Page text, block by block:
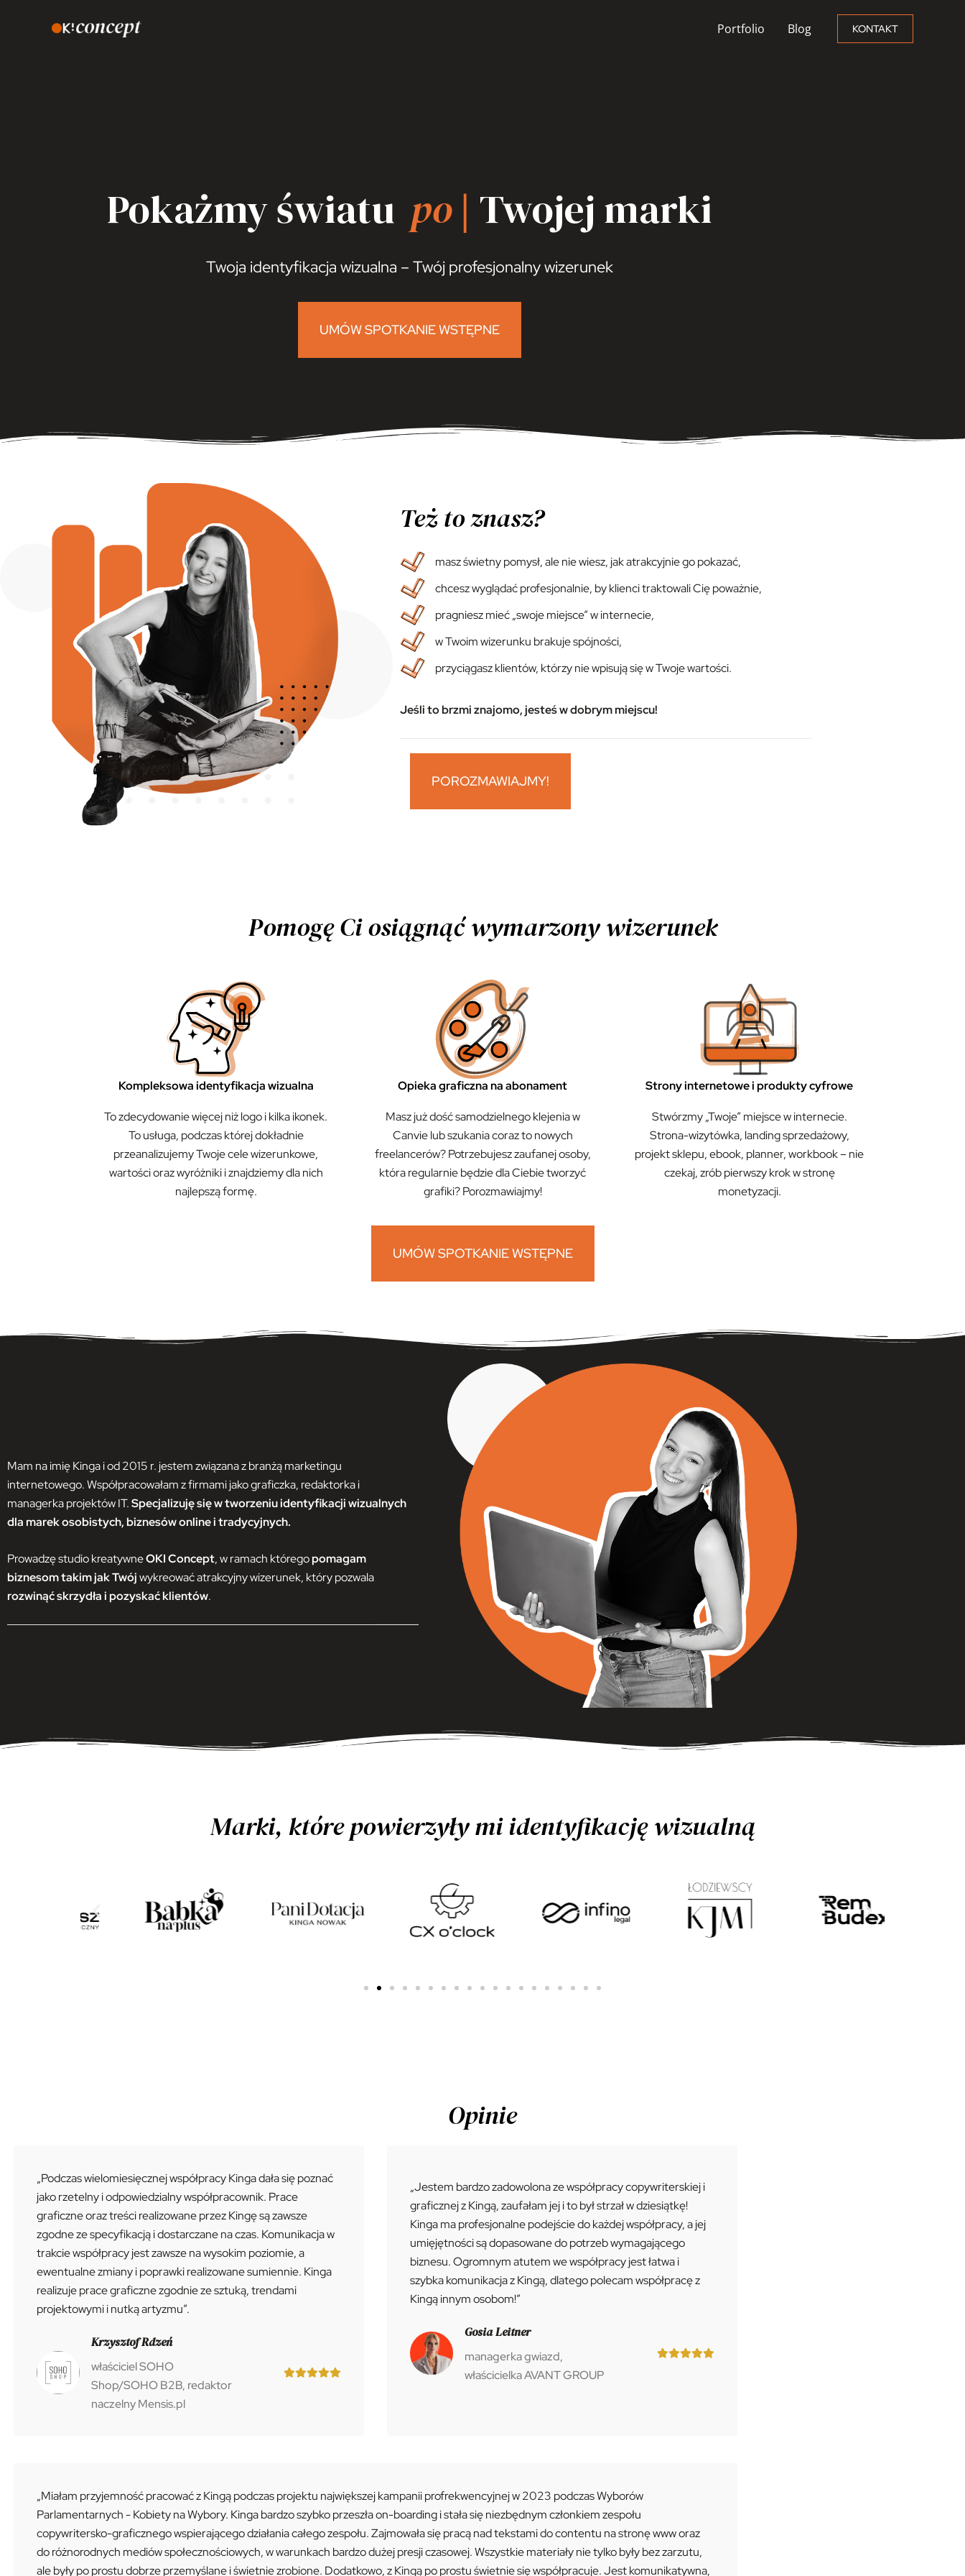
Portfolio Blog KONTAKT
Pokażmy światu pot | Twojej marki
Twoja identyfikacja wizualna – Twój profesjonalny wizerunek
UMÓW SPOTKANIE WSTĘPNE
Też to znasz?
masz świetny pomysł, ale nie wiesz, jak atrakcyjnie go pokazać,
chcesz wyglądać profesjonalnie, by klienci traktowali Cię poważnie,
pragniesz mieć „swoje miejsce” w internecie,
w Twoim wizerunku brakuje spójności,
przyciągasz klientów, którzy nie wpisują się w Twoje wartości.
Jeśli to brzmi znajomo, jesteś w dobrym miejscu!
POROZMAWIAJMY!
Pomogę Ci osiągnąć wymarzony wizerunek
Kompleksowa identyfikacja wizualna
To zdecydowanie więcej niż logo i kilka ikonek.
To usługa, podczas której dokładnie
przeanalizujemy Twoje cele wizerunkowe,
wartości oraz wyróżniki i znajdziemy dla nich
najlepszą formę.
Opieka graficzna na abonament
Masz już dość samodzielnego klejenia w
Canvie lub szukania coraz to nowych
freelancerów? Potrzebujesz zaufanej osoby,
która regularnie będzie dla Ciebie tworzyć
grafiki? Porozmawiajmy!
Strony internetowe i produkty cyfrowe
Stwórzmy „Twoje” miejsce w internecie.
Strona-wizytówka, landing sprzedażowy,
projekt sklepu, ebook, planner, workbook – nie
czekaj, zrób pierwszy krok w stronę
monetyzacji.
UMÓW SPOTKANIE WSTĘPNE
Mam na imię Kinga i od 2015 r. jestem związana z branżą marketingu
internetowego. Współpracowałam z firmami jako graficzka, redaktorka i
managerka projektów IT.Specjalizuję się w tworzeniu identyfikacji wizualnych
dla marek osobistych, biznesów online i tradycyjnych.
Prowadzę studio kreatywneOKI Concept, w ramach któregopomagam
biznesom takim jak Twójwykreować atrakcyjny wizerunek, który pozwala
rozwinąć skrzydła i pozyskać klientów.
Marki, które powierzyły mi identyfikację wizualną
Opinie
„Podczas wielomiesięcznej współpracy Kinga dała się poznać
jako rzetelny i odpowiedzialny współpracownik. Prace
graficzne oraz treści realizowane przez Kingę są zawsze
zgodne ze specyfikacją i dostarczane na czas. Komunikacja w
trakcie współpracy jest zawsze na wysokim poziomie, a
ewentualne zmiany i poprawki realizowane sumiennie. Kinga
realizuje prace graficzne zgodnie ze sztuką, trendami
projektowymi i nutką artyzmu”.
Krzysztof Rdzeń
właściciel SOHO
Shop/SOHO B2B, redaktor
naczelny Mensis.pl
„Jestem bardzo zadowolona ze współpracy copywriterskiej i
graficznej z Kingą, zaufałam jej i to był strzał w dziesiątkę!
Kinga ma profesjonalne podejście do każdej współpracy, a jej
umięjętności są dopasowane do potrzeb wymagającego
biznesu. Ogromnym atutem we współpracy jest łatwa i
szybka komunikacja z Kingą, dlatego polecam współpracę z
Kingą innym osobom!”
Gosia Leitner
managerka gwiazd,
właścicielka AVANT GROUP
„Miałam przyjemność pracować z Kingą podczas projektu największej kampanii profrekwencyjnej w 2023 podczas Wyborów
Parlamentarnych - Kobiety na Wybory. Kinga bardzo szybko przeszła on-boarding i stała się niezbędnym członkiem zespołu
copywritersko-graficznego wspierającego działania całego zespołu. Zajmowała się pracą nad tekstami do contentu na stronę www oraz
do różnorodnych mediów społecznościowych, w warunkach bardzo dużej presji czasowej. Wszystkie materiały nie tylko były bez zarzutu,
ale były po prostu dobrze przemyślane i świetnie zrobione. Dodatkowo, z Kingą po prostu świetnie się współpracuje. Jest komunikatywna,